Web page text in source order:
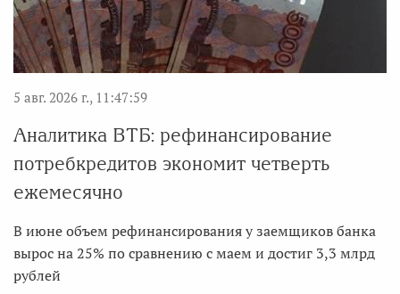
5 авг. 2026 г., 11:47:59
Аналитика ВТБ: рефинансирование
потребкредитов экономит четверть
ежемесячно
В июне объем рефинансирования у заемщиков банка
вырос на 25% по сравнению с маем и достиг 3,3 млрд
рублей